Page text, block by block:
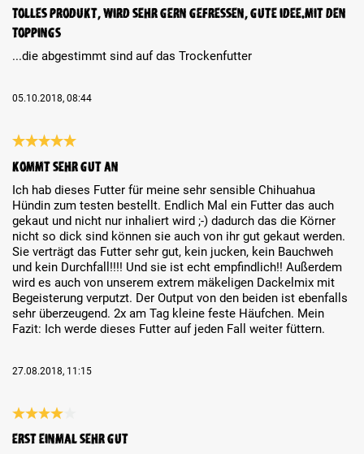
Tolles Produkt, wird sehr gern gefressen, gute Idee.mit den
Toppings
...die abgestimmt sind auf das Trockenfutter
05.10.2018, 08:44
Kommt sehr gut an
Ich hab dieses Futter für meine sehr sensible Chihuahua
Hündin zum testen bestellt. Endlich Mal ein Futter das auch
gekaut und nicht nur inhaliert wird ;-) dadurch das die Körner
nicht so dick sind können sie auch von ihr gut gekaut werden.
Sie verträgt das Futter sehr gut, kein jucken, kein Bauchweh
und kein Durchfall!!!! Und sie ist echt empfindlich!! Außerdem
wird es auch von unserem extrem mäkeligen Dackelmix mit
Begeisterung verputzt. Der Output von den beiden ist ebenfalls
sehr überzeugend. 2x am Tag kleine feste Häufchen. Mein
Fazit: Ich werde dieses Futter auf jeden Fall weiter füttern.
27.08.2018, 11:15
erst einmal sehr gut